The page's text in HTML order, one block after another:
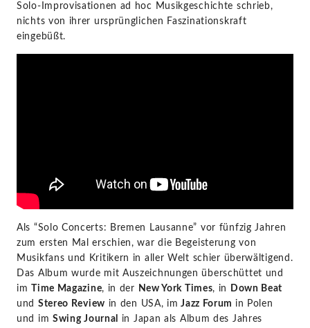
Solo-Improvisationen ad hoc Musikgeschichte schrieb,
nichts von ihrer ursprünglichen Faszinationskraft
eingebüßt.
Als “Solo Concerts: Bremen Lausanne” vor fünfzig Jahren
zum ersten Mal erschien, war die Begeisterung von
Musikfans und Kritikern in aller Welt schier überwältigend.
Das Album wurde mit Auszeichnungen überschüttet und
imTime Magazine, in der New York Times, in
Down Beat
und Stereo Review in den USA, im Jazz Forum in Polen
und im Swing Journal
in Japan als Album des Jahres